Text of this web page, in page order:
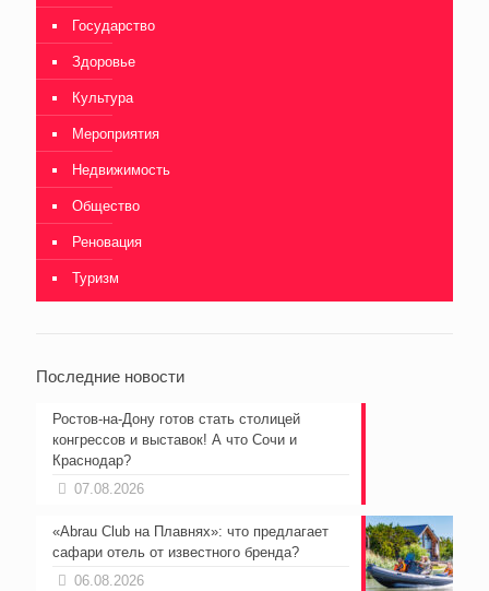
Государство
Здоровье
Культура
Мероприятия
Недвижимость
Общество
Реновация
Туризм
Последние новости
Ростов-на-Дону готов стать столицей
конгрессов и выставок! А что Сочи и
Краснодар?
07.08.2026
«Abrau Club на Плавнях»: что предлагает
сафари отель от известного бренда?
06.08.2026